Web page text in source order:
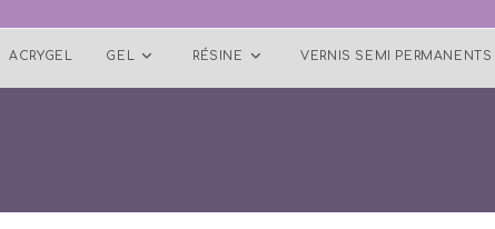
ACRYGEL GEL RÉSINE VERNIS SEMI PERMANENTS